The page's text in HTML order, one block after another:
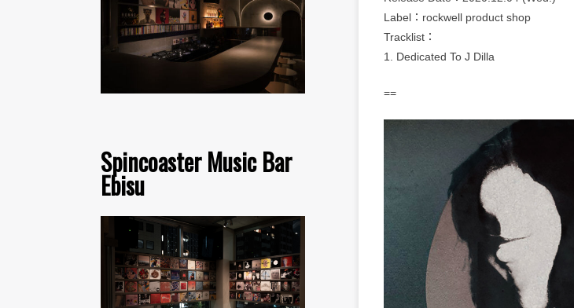
Spincoaster Music Bar
Ebisu
Label：rockwell product shop
Tracklist：
1. Dedicated To J Dilla
==